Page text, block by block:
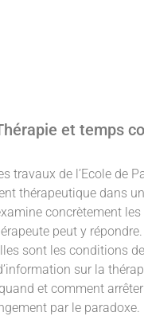
et temps
travaux de l’Ecole de
thérapeutique dans
concrètement
peut y
sont les conditions
sur la
et comment
par le